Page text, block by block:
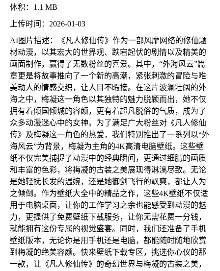
体积：1.1 MB
上传时间：2026-01-03
AI图片描述：《凡人修仙传》作为一部风靡网络的修仙题
材动漫，以其宏大的世界观、跌宕起伏的剧情以及精美的
画面制作，赢得了无数粉丝的喜爱。其中，“外海风云”篇
章更是将故事推向了一个新的高潮，紧张刺激的冒险与唯
美动人的情感交织，让人目不暇接。在这片波澜壮阔的外
海之中，梅凝这一角色以其独特的魅力脱颖而出，她不仅
拥有着倾国倾城的容颜，更有着超凡脱俗的气质，成为了
众多动漫迷心中的女神。为了满足广大粉丝对《凡人修仙
传》及梅凝这一角色的热爱，我们特别推出了一系列以“外
海风云”为背景，梅凝为主角的4K高清电脑壁纸。这些壁
纸不仅完美捕捉了动漫中的经典瞬间，更通过细腻的画质
和丰富的色彩，将梅凝的古装之美展现得淋漓尽致。无论
是她轻抚长发的温婉，还是她御剑飞行的飒爽，都让人为
之倾倒。作为壁纸大全中的精品之作，这些4K壁纸不仅适
用于电脑桌面，让你的工作学习之余也能感受到动漫的魅
力，更提供了免费壁纸下载服务，让你无需花费一分钱，
就能拥有这份专属的视觉盛宴。同时，我们还准备了手机
壁纸版本，无论你是用手机还是电脑，都能随时随地欣赏
到梅凝的绝美容颜。快来壁纸下载专区，挑选你心仪的那
一款，让《凡人修仙传》的奇幻世界与梅凝的古装之美，